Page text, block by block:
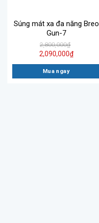
Súng mát xa đa năng Breo
Gun-7
2,800,000₫
2,090,000₫
Mua ngay